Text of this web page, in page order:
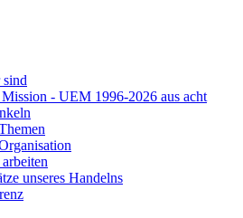
- UEM 1996-2026 aus acht
unseres Handelns